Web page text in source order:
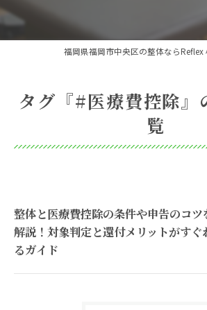
福岡県福岡市中央区の整体ならReflex
タグ『#医療費控除』
覧
整体と医療費控除の条件や申告のコツ
解説！対象判定と還付メリットがすぐ
るガイド